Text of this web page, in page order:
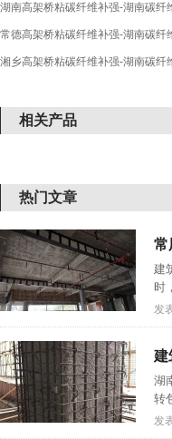
湖南高架桥粘碳纤维补强-湖南碳纤
常德高架桥粘碳纤维补强-湖南碳纤
湘乡高架桥粘碳纤维补强-湖南碳纤
相关产品
热门文章
常
建
时
发
建
湖
转
发